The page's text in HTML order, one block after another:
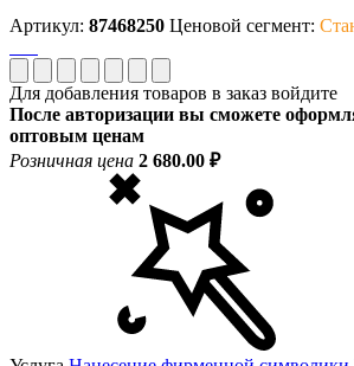
Артикул: 87468250 Ценовой сегмент:
Для добавления товаров в заказ войдите
После авторизации вы сможете
оптовым ценам
Розничная цена 2 680.00 ₽